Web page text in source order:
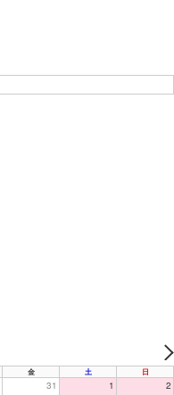
金 土 日
31 1 2